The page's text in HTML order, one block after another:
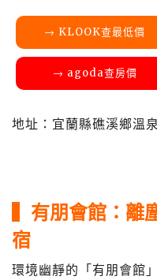
→ KLOOK查最低價
→ agoda查房價
地址：宜蘭縣礁溪鄉溫
▍有朋會館：離
宿
環境幽靜的「有朋會館